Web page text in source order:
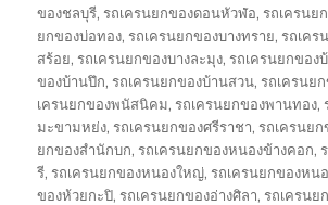
ของชลบุรี,รถเครนยกของดอนหัวฬ่อ,รถเครนย
ยกของบ่อทอง,รถเครนยกของบางทราย,รถเคร
สร้อย,รถเครนยกของบางละมุง,รถเครนยกของ
ของบ้านปึก,รถเครนยกของบ้านสวน,รถเครนย
เครนยกของพนัสนิคม,รถเครนยกของพานทอง,
มะขามหย่ง,รถเครนยกของศรีราชา,รถเครนย
ยกของสำนักบก,รถเครนยกของหนองข้างคอก,
รี,รถเครนยกของหนองใหญ่,รถเครนยกของหน
ของห้วยกะปิ,รถเครนยกของอ่างศิลา,รถเครนย